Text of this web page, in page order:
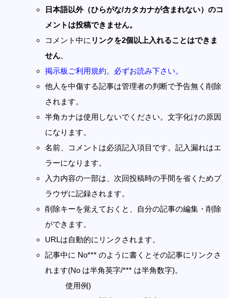
日本語以外（ひらがな/カタカナが含まれない）のコ
メントは投稿できません。
コメント中に リンクを2個以上入れることはできま
せん。
掲示板ご利用規約。必ずお読み下さい。
他人を中傷する記事は管理者の判断で予告無く削除
されます。
半角カナは使用しないでください。文字化けの原因
になります。
名前、コメントは必須記入項目です。記入漏れはエ
ラーになります。
入力内容の一部は、次回投稿時の手間を省くためブ
ラウザに記録されます。
削除キーを覚えておくと、自分の記事の編集・削除
ができます。
URLは自動的にリンクされます。
記事中に No*** のように書くとその記事にリンクさ
れます(No は半角英字/*** は半角数字)。
使用例)